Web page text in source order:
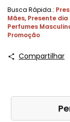
Busca Rápida.:
Mães, Presente dia
Perfumes
Promoção
Compartilhar